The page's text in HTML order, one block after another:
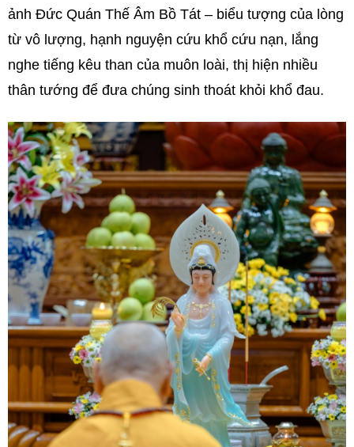
ảnh Đức Quán Thế Âm Bồ Tát – biểu tượng của lòng
từ vô lượng, hạnh nguyện cứu khổ cứu nạn, lắng
nghe tiếng kêu than của muôn loài, thị hiện nhiều
thân tướng để đưa chúng sinh thoát khỏi khổ đau.